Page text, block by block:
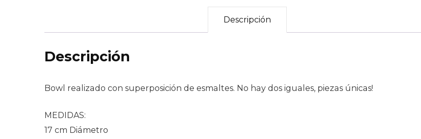
Descripción
Descripción
Bowl realizado con superposición de esmaltes. No hay dos iguales, piezas únicas!
MEDIDAS:
17 cm Diámetro